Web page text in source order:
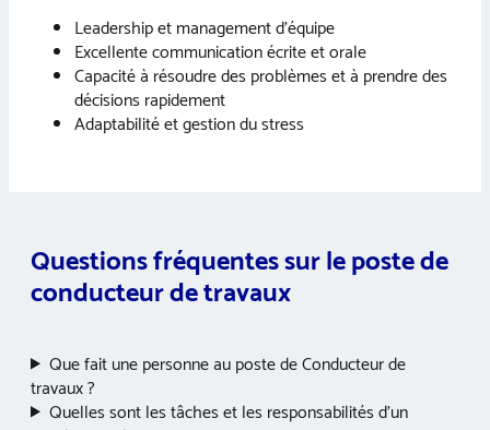
Leadership et management d’équipe
Excellente communication écrite et orale
Capacité à résoudre des problèmes et à prendre des
décisions rapidement
Adaptabilité et gestion du stress
Questions fréquentes sur le poste de
conducteur de travaux
Que fait une personne au poste de Conducteur de
travaux ?
Quelles sont les tâches et les responsabilités d’un